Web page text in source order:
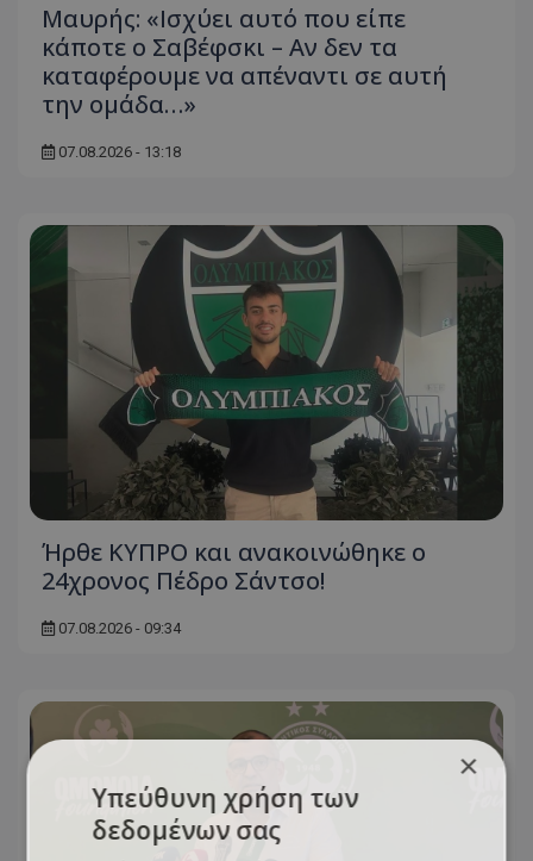
Μαυρής: «Ισχύει αυτό που είπε
κάποτε ο Σαβέφσκι – Αν δεν τα
καταφέρουμε να απέναντι σε αυτή
την ομάδα…»
07.08.2026 - 13:18
Ήρθε ΚΥΠΡΟ και ανακοινώθηκε ο
24χρονος Πέδρο Σάντσο!
07.08.2026 - 09:34
×
Υπεύθυνη χρήση των
δεδομένων σας